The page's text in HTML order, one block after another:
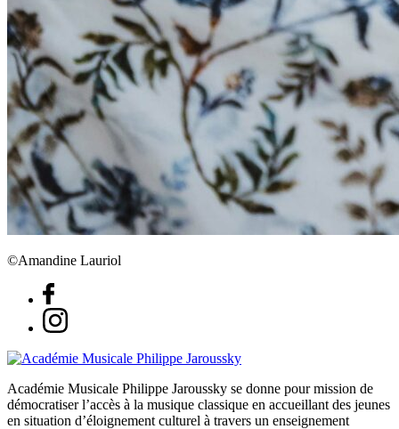
©Amandine Lauriol
Académie Musicale Philippe Jaroussky se donne pour mission de
démocratiser l’accès à la musique classique en accueillant des jeunes
en situation d’éloignement culturel à travers un enseignement